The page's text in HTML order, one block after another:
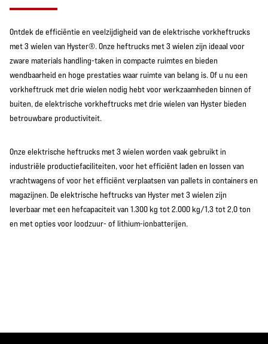
Ontdek de efficiëntie en veelzijdigheid van de elektrische vorkheftrucks
met 3 wielen van Hyster®. Onze heftrucks met 3 wielen zijn ideaal voor
zware materials handling-taken in compacte ruimtes en bieden
wendbaarheid en hoge prestaties waar ruimte van belang is. Of u nu een
vorkheftruck met drie wielen nodig hebt voor werkzaamheden binnen of
buiten, de elektrische vorkheftrucks met drie wielen van Hyster bieden
betrouwbare productiviteit.
Onze elektrische heftrucks met 3 wielen worden vaak gebruikt in
industriële productiefaciliteiten, voor het efficiënt laden en lossen van
vrachtwagens of voor het efficiënt verplaatsen van pallets in containers en
magazijnen. De elektrische heftrucks van Hyster met 3 wielen zijn
leverbaar met een hefcapaciteit van 1.300 kg tot 2.000 kg/1,3 tot 2,0 ton
en met opties voor loodzuur- of lithium-ionbatterijen.